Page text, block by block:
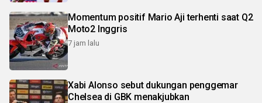
Momentum positif Mario Aji terhenti saat Q2
Moto2 Inggris
7 jam lalu
Xabi Alonso sebut dukungan penggemar
Chelsea di GBK menakjubkan